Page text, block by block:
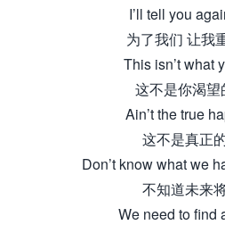
I’ll tell you
为了我们 让我
This isn’t what
这不是你渴望
Ain’t the true
这不是真正
Don’t know what we
不知道未来
We need to find